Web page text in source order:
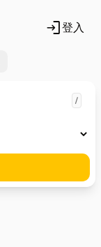
login登入
/